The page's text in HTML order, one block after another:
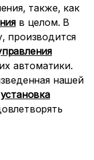
также, как
в целом. В
производится
автоматики.
нашей